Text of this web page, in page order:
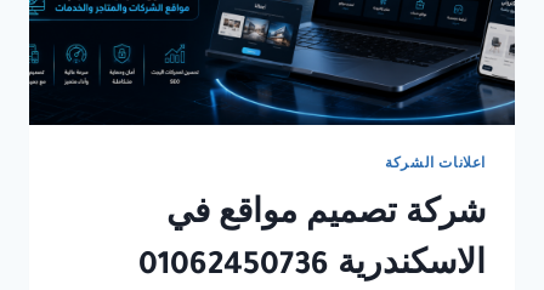
اعلانات الشركة
شركة تصميم مواقع في
الاسكندرية 01062450736